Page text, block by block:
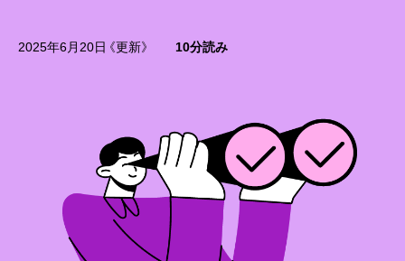
2025年6月20日《更新》 10分読み